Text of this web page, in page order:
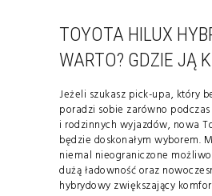
TOYOTA HILUX
WARTO? GDZIE JĄ
Jeżeli szukasz pick-upa, który
poradzi sobie zarówno
i rodzinnych wyjazdów, nowa
będzie doskonałym wyborem.
niemal nieograniczone
dużą ładowność oraz
hybrydowy zwiększający